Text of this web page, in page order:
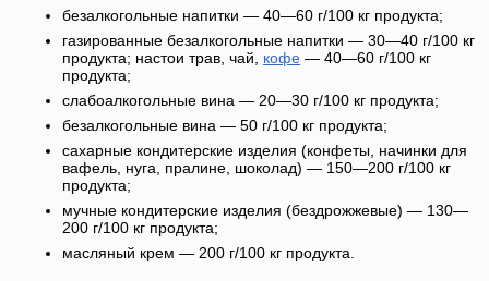
безалкогольные напитки — 40—60 г/100 кг продукта;
газированные безалкогольные напитки — 30—40 г/100 кг
продукта; настои трав, чай, кофе — 40—60 г/100 кг
продукта;
слабоалкогольные вина — 20—30 г/100 кг продукта;
безалкогольные вина — 50 г/100 кг продукта;
сахарные кондитерские изделия (конфеты, начинки для
вафель, нуга, пралине, шоколад) — 150—200 г/100 кг
продукта;
мучные кондитерские изделия (бездрожжевые) — 130—
200 г/100 кг продукта;
масляный крем — 200 г/100 кг продукта.